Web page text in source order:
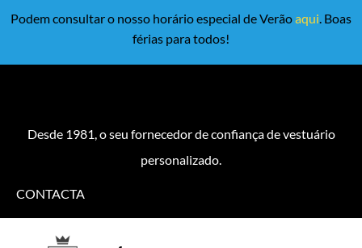
Podem consultar o nosso horário especial de Verãoaqui. Boas
férias para todos!
Desde 1981, o seu fornecedor de confiança de vestuário
personalizado.
CONTACTA